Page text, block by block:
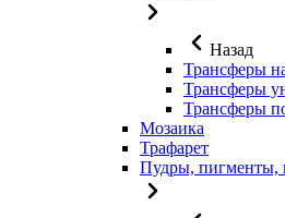
Назад
Трансферы
Трансферы
Трансферы
Мозаика
Трафарет
Пудры, пигменты,